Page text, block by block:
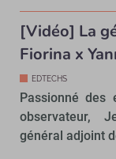
[Vidéo] La
Fiorina x
EDTECHS
Passionné
observateur,
général adjoint